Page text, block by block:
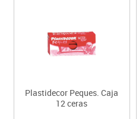
Plastidecor Peques. Caja
12 ceras